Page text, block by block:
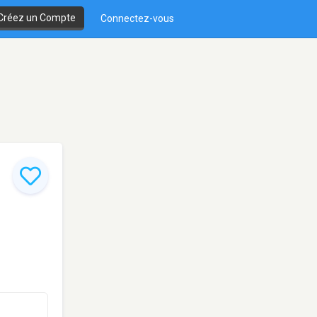
un Compte Connectez-vous